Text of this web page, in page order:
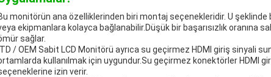
monitörün ana özelliklerinden biri montaj seçenekleridir. U
ekipmanlara kolayca bağlanabilir.Düşük bir başarısızlık oranına
sağlar.
/ OEM Sabit LCD Monitörü ayrıca su geçirmez HDMI giriş sinyali
kullanılmak için uygundur.Su geçirmez konektörler HDMI
izin verir.